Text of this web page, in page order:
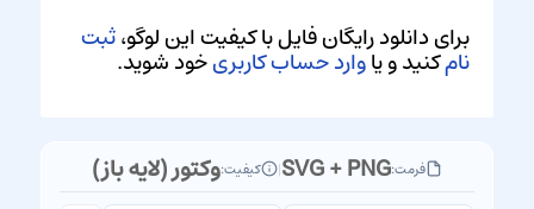
برای دانلود رایگان فایل با کیفیت این لوگو،ثبت
نامکنید و یاوارد حساب کاربریخود شوید.
فرمت:SVG + PNG
| کیفیت:وکتور (لایه باز)